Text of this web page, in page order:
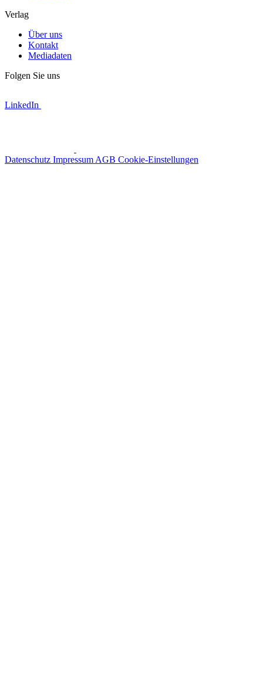
Verlag
Über uns
Kontakt
Mediadaten
Folgen Sie uns
LinkedIn
Datenschutz Impressum AGB Cookie-Einstellungen